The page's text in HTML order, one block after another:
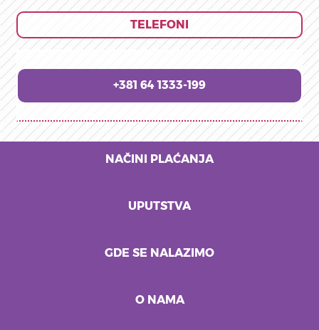
TELEFONI
+381 64 1333-199
NAČINI PLAĆANJA
UPUTSTVA
GDE SE NALAZIMO
O NAMA